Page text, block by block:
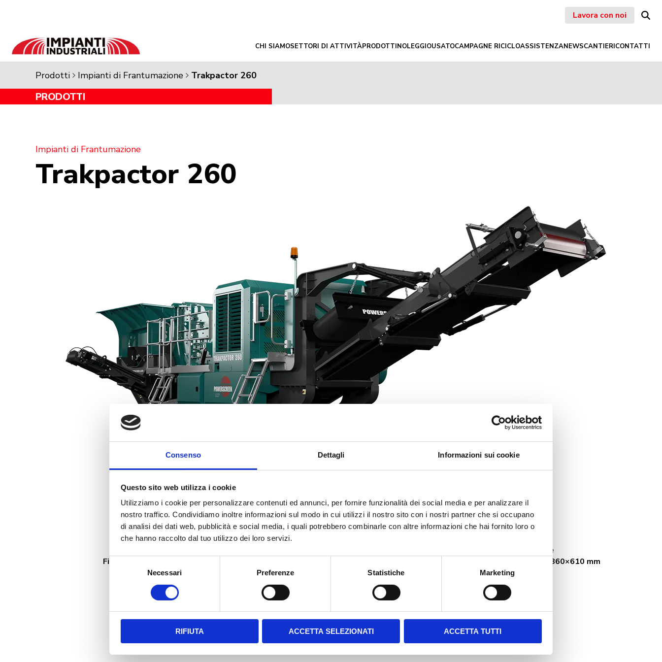
Consenso Dettagli Informazioni sui cookie
Questo sito web utilizza i cookie
Utilizziamo i cookie per personalizzare contenuti ed annunci, per fornire funzionalità dei social media e per analizzare il
nostro traffico. Condividiamo inoltre informazioni sul modo in cui utilizzi il nostro sito con i nostri partner che si occupano
di analisi dei dati web, pubblicità e social media, i quali potrebbero combinarle con altre informazioni che hai fornito loro o
che hanno raccolto dal tuo utilizzo dei loro servizi.
Necessari Preferenze Statistiche Marketing
RIFIUTA ACCETTA SELEZIONATI ACCETTA TUTTI
Lavora con noi
CHI SIAMOSETTORI DI ATTIVITÀPRODOTTINOLEGGIOUSATOCAMPAGNE RICICLOASSISTENZANEWSCANTIERICONTATTI
Prodotti Impianti di Frantumazione Trakpactor 260
PRODOTTI
Impianti di Frantumazione
Trakpactor 260
Fino a 250 Ton/h
Specifiche tecniche
Apertura alimentazione: 860×610 mm